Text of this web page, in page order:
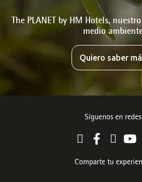
The PLANET by HM Hotels,
medio
Quiero saber
Síguenos en redes
Comparte tu